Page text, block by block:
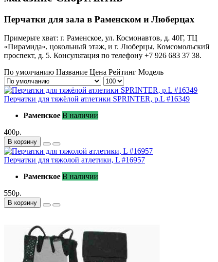
Перчатки для зала в Раменском и Люберцах
Примерьте хват: г. Раменское, ул. Космонавтов, д. 40Г, ТЦ
«Пирамида», цокольный этаж, и г. Люберцы, Комсомольский
проспект, д. 5. Консультация по телефону +7 926 683 37 38.
По умолчанию Название Цена Рейтинг Модель
Перчатки для тяжёлой атлетики SPRINTER, р.L #16349
Раменское В наличии
400р.
В корзину
Перчатки для тяжолой атлетики, L #16957
Раменское В наличии
550р.
В корзину